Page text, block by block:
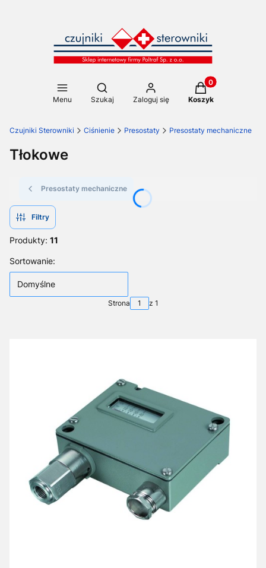
Menu
Otwórz wyszukiwarkę
Szukaj Zaloguj się
Produkty w
Koszyk
Czujniki Sterowniki Ciśnienie Presostaty Presostaty mechaniczne
Tłokowe
Presostaty mechaniczne
Filtry
Produkty: 11
Lista produktów
Sortowanie:
Domyślne
Strona z 1